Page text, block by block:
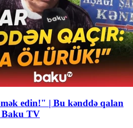
edin!" | Bu kənddə qalan
Baku TV